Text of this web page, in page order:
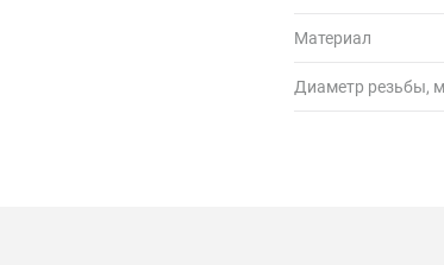
Материал
Диаметр резьбы,